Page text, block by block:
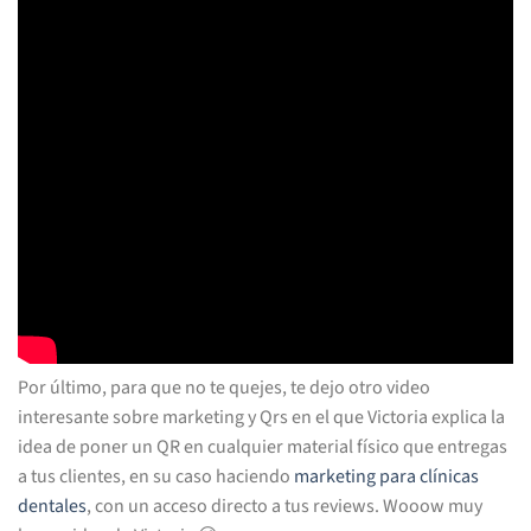
Por último, para que no te quejes, te dejo otro video
interesante sobre marketing y Qrs en el que Victoria explica la
idea de poner un QR en cualquier material físico que entregas
a tus clientes, en su caso haciendo marketing para clínicas
dentales, con un acceso directo a tus reviews. Wooow muy